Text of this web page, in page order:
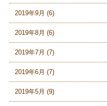
2019年9月 (6)
2019年8月 (6)
2019年7月 (7)
2019年6月 (7)
2019年5月 (9)